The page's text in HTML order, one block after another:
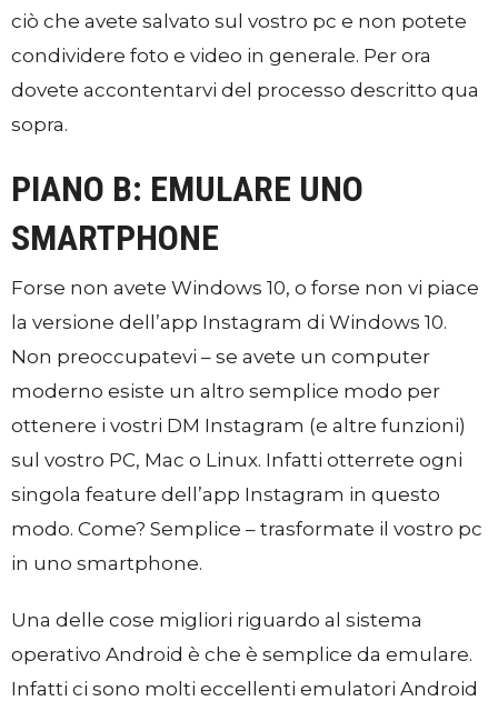
ciò che avete salvato sul vostro pc e non potete
condividere foto e video in generale. Per ora
dovete accontentarvi del processo descritto qua
sopra.
PIANO B: EMULARE UNO
SMARTPHONE
Forse non avete Windows 10, o forse non vi piace
la versione dell’app Instagram di Windows 10.
Non preoccupatevi – se avete un computer
moderno esiste un altro semplice modo per
ottenere i vostri DM Instagram (e altre funzioni)
sul vostro PC, Mac o Linux. Infatti otterrete ogni
singola feature dell’app Instagram in questo
modo. Come? Semplice – trasformate il vostro pc
in uno smartphone.
Una delle cose migliori riguardo al sistema
operativo Android è che è semplice da emulare.
Infatti ci sono molti eccellenti emulatori Android